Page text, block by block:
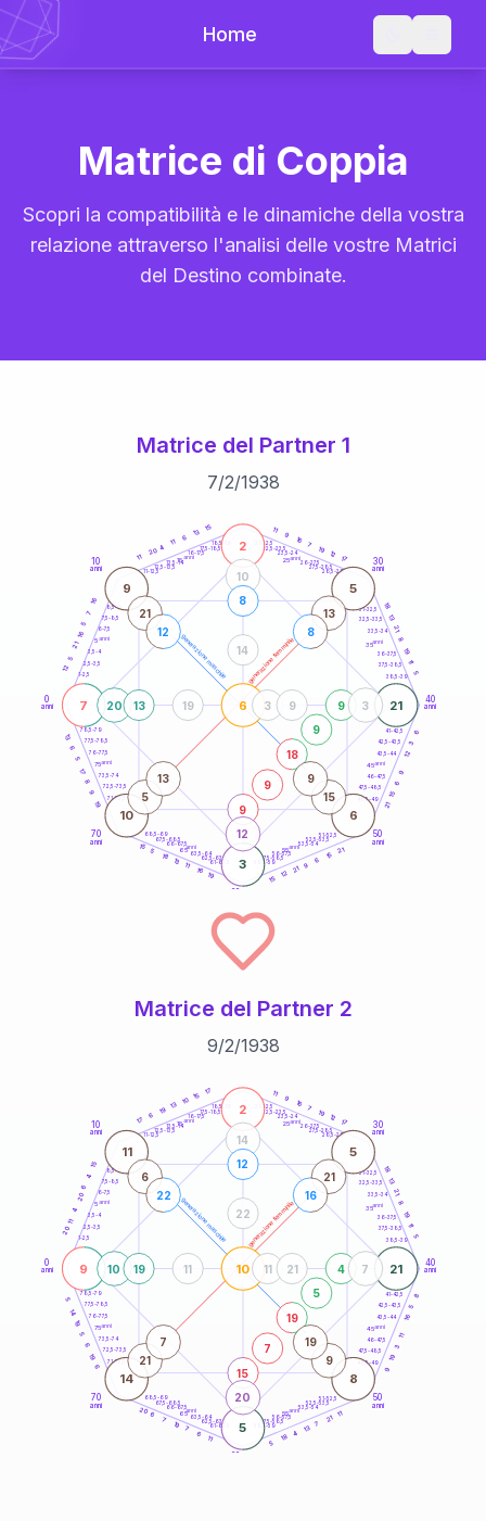
Home
Matrice di Coppia
Scopri la compatibilità e le dinamiche della vostra
relazione attraverso l'analisi delle vostre Matrici
del Destino combinate.
Matrice del Partner 1
7/2/1938
generazione maschile generazione femminile
0
anni
10
anni
30
anni
40
anni
50
anni
60
70
anni
1-2,5
2,5-3,5
3,5-4
6-7,5
7,5-8,5
8,5-9
11-12,5
12,5-13,5
13,5-14
16-17,5
17,5-18,5
18,5-19
21-22,5
22,5-23,5
23,5-24
26-27,5
27,5-28,5
28,5-29
31-32,5
32,5-33,5
33,5-34
36-37,5
37,5-38,5
38,5-39
41-42,5
42,5-43,5
43,5-44
46-47,5
47,5-48,5
48,5-49
51-52,5
52,5-53,5
53,5-54
56-57,5
57,5-58,5
58,5-59
61-62,5
62,5-63,5
63,5-64
66-67,5
67,5-68,5
68,5-69
71-72,5
72,5-73,5
73,5-74
76-77,5
77,5-78,5
78,5-79
12
5
21
16
5
7
16
11
20 4
11
6
13
15 11
9
16 7
19 12
17
18
13
21
8
19
11
5
6
3
12
9
6
15
21
21
15
6
9
21
12
15
19
16
11
13
18
5
15
19
9
8
17
5
6
13
7
2
21
3
6
9 5
10 6
9
9
18
9
9
20
10
3
12
13
8
3 9
19
14
21
12
13
8
5
13
15
9
5anni
15 anni 25anni
35anni
45anni
55anni
65anni
75anni
Matrice del Partner 2
9/2/1938
generazione maschile generazione femminile
0
anni
10
anni
30
anni
40
anni
50
anni
60
70
anni
1-2,5
2,5-3,5
3,5-4
6-7,5
7,5-8,5
8,5-9
11-12,5
12,5-13,5
13,5-14
16-17,5
17,5-18,5
18,5-19 21-22,5
22,5-23,5
23,5-24
26-27,5
27,5-28,5
28,5-29
31-32,5
32,5-33,5
33,5-34
36-37,5
37,5-38,5
38,5-39
41-42,5
42,5-43,5
43,5-44
46-47,5
47,5-48,5
48,5-49
51-52,5
52,5-53,5
53,5-54
56-57,5
57,5-58,5
58,5-59
61-62,5
62,5-63,5
63,5-64
66-67,5
67,5-68,5
68,5-69
71-72,5
72,5-73,5
73,5-74
76-77,5
77,5-78,5
78,5-79
20
11
4
20
6
4
15
17
6
19
13
10
15
17 11
9
16 7
19 12
17
18
13
21
8
19
11
5
8
5
16
11
3
19
9
11
21
7
13
4
18
5
11
6
7
19
7
6
20
6
19
6
5
19
14
5
9
2
21
5
10
11 5
14 8
15
7
19
5
4
10
14
7
20
19
12
11 21
11
22
6
22
21
16
21
7
9
19
5anni
15 anni 25anni
35anni
45anni
55anni
65anni
75anni